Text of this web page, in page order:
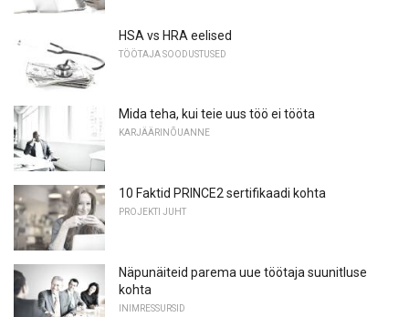
HSA vs HRA eelised
TÖÖTAJA SOODUSTUSED
Mida teha, kui teie uus töö ei tööta
KARJÄÄRINÕUANNE
10 Faktid PRINCE2 sertifikaadi kohta
PROJEKTI JUHT
Näpunäiteid parema uue töötaja suunitluse
kohta
INIMRESSURSID